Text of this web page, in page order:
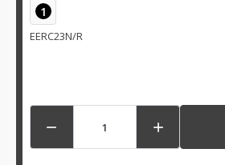
1
EERC23N/R
 